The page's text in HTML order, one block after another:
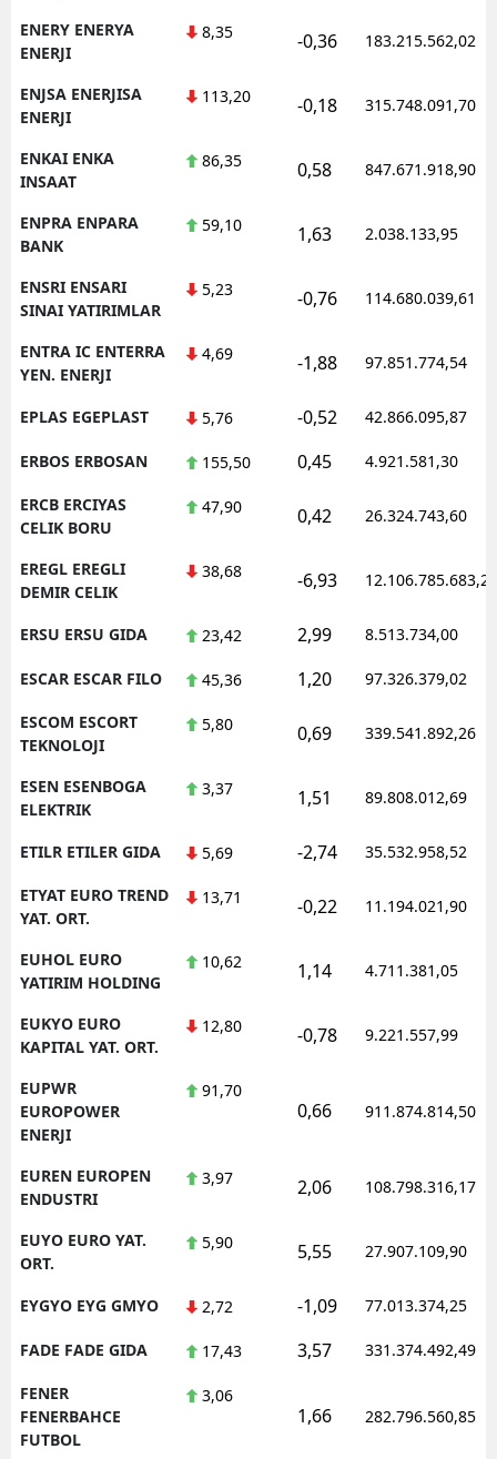
ENERY ENERYA
ENERJI
8,35 -0,36 183.215.562,02
ENJSA ENERJISA
ENERJI
113,20 -0,18 315.748.091,70
ENKAI ENKA
INSAAT
86,35 0,58 847.671.918,90
ENPRA ENPARA
BANK
59,10 1,63 2.038.133,95
ENSRI ENSARI
SINAI YATIRIMLAR
5,23 -0,76 114.680.039,61
ENTRA IC ENTERRA
YEN. ENERJI
4,69 -1,88 97.851.774,54
EPLAS EGEPLAST 5,76 -0,52 42.866.095,87
ERBOS ERBOSAN 155,50 0,45 4.921.581,30
ERCB ERCIYAS
CELIK BORU
47,90 0,42 26.324.743,60
EREGL EREGLI
DEMIR CELIK
38,68 -6,93 12.106.785.683,20
ERSU ERSU GIDA 23,42 2,99 8.513.734,00
ESCAR ESCAR FILO 45,36 1,20 97.326.379,02
ESCOM ESCORT
TEKNOLOJI
5,80 0,69 339.541.892,26
ESEN ESENBOGA
ELEKTRIK
3,37 1,51 89.808.012,69
ETILR ETILER GIDA 5,69 -2,74 35.532.958,52
ETYAT EURO TREND
YAT. ORT.
13,71 -0,22 11.194.021,90
EUHOL EURO
YATIRIM HOLDING
10,62 1,14 4.711.381,05
EUKYO EURO
KAPITAL YAT. ORT.
12,80 -0,78 9.221.557,99
EUPWR
EUROPOWER
ENERJI
91,70
0,66 911.874.814,50
EUREN EUROPEN
ENDUSTRI
3,97 2,06 108.798.316,17
EUYO EURO YAT.
ORT.
5,90 5,55 27.907.109,90
EYGYO EYG GMYO 2,72 -1,09 77.013.374,25
FADE FADE GIDA 17,43 3,57 331.374.492,49
FENER
FENERBAHCE
FUTBOL
3,06
1,66 282.796.560,85